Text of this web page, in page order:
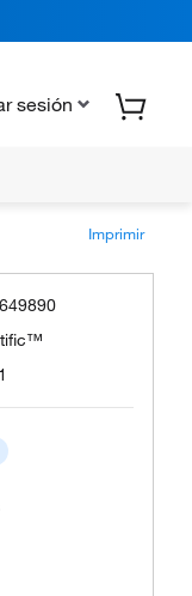
sesión
Imprimir